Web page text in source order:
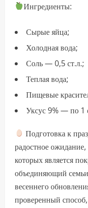
Ингредиенты:
Сырые яйца;
Холодная вода;
Соль — 0,5 ст.л.;
Теплая вода;
Пищевые
Уксус 9% — по 1
Подготовка к
радостное
которых является
объединяющий
весеннего
проверенный